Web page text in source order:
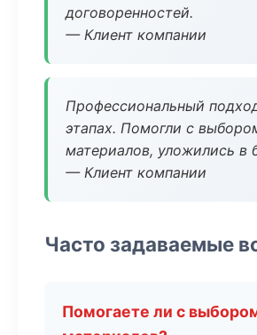
договоренностей.
— Клиент компании
Профессиональный
этапах. Помогли с
материалов, уложились в
— Клиент компании
Часто задаваемые
Помогаете ли с